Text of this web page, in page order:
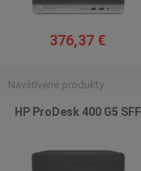
376,37 €
Navštívené produkty
HP ProDesk 400 G5 SFF